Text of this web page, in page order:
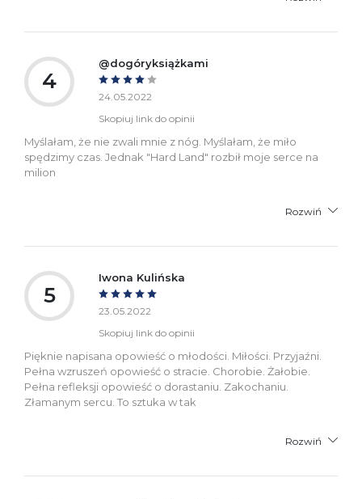
4
@dogóryksiążkami
24.05.2022
Skopiuj link do opinii
Myślałam, że nie zwali mnie z nóg. Myślałam, że miło
spędzimy czas. Jednak "Hard Land" rozbił moje serce na
milion
Rozwiń
5
Iwona Kulińska
23.05.2022
Skopiuj link do opinii
Pięknie napisana opowieść o młodości. Miłości. Przyjaźni.
Pełna wzruszeń opowieść o stracie. Chorobie. Żałobie.
Pełna refleksji opowieść o dorastaniu. Zakochaniu.
Złamanym sercu. To sztuka w tak
Rozwiń